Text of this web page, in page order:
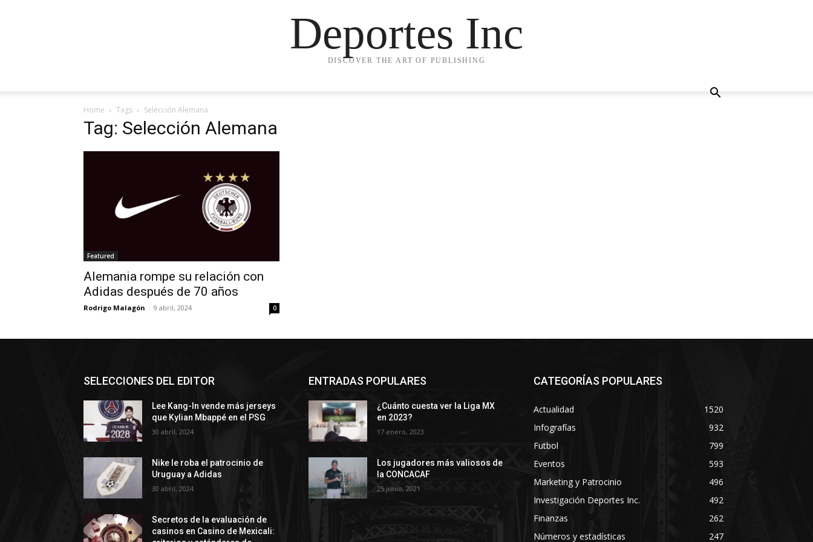
Deportes Inc
DISCOVER THE ART OF PUBLISHING
Home Tags Selección Alemana
Tag: Selección Alemana
Featured
Alemania rompe su relación con
Adidas después de 70 años
Rodrigo Malagón - 9 abril, 2024 0
SELECCIONES DEL EDITOR
Lee Kang-In vende más jerseys
que Kylian Mbappé en el PSG
30 abril, 2024
Nike le roba el patrocinio de
Uruguay a Adidas
30 abril, 2024
Secretos de la evaluación de
casinos en Casino de Mexicali:
ENTRADAS POPULARES
¿Cuánto cuesta ver la Liga MX
en 2023?
17 enero, 2023
Los jugadores más valiosos de
la CONCACAF
25 junio, 2021
CATEGORÍAS POPULARES
Actualidad
1520
Infografías
932
Futbol
799
Eventos
593
Marketing y Patrocinio
496
Investigación Deportes Inc.
492
Finanzas
262
Números y estadísticas
247